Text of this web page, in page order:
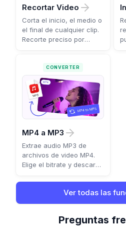
Recortar Video
Corta el inicio, el medio o
el final de cualquier clip.
Recorte preciso por
CONVERTER
MP4 a MP3
Extrae audio MP3 de
archivos de video MP4.
Elige el bitrate y descarga
Ver todas las
Preguntas